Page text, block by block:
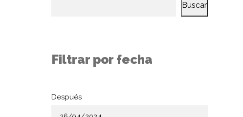
Buscar
Filtrar por fecha
Después